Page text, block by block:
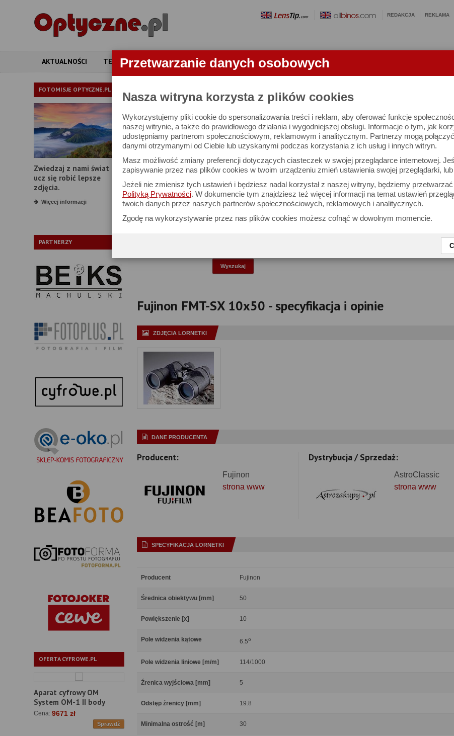
Przetwarzanie danych osobowych
Nasza witryna korzysta z plików cookies
Wykorzystujemy pliki cookie do spersonalizowania treści i reklam, aby oferować funkcje
naszej witrynie, a także do prawidłowego działania i wygodniejszej obsługi. Informacje o tym, jak
udostępniamy partnerom społecznościowym, reklamowym i analitycznym. Partnerzy mogą
danymi otrzymanymi od Ciebie lub uzyskanymi podczas korzystania z ich usług i innych witryn.
Masz możliwość zmiany preferencji dotyczących ciasteczek w swojej przeglądarce internetowej.
zapisywanie przez nas plików cookies w twoim urządzeniu zmień ustawienia swojej przeglądarki,
Jeżeli nie zmienisz tych ustawień i będziesz nadal korzystał z naszej witryny, będziemy
Polityką Prywatności. W dokumencie tym znajdziesz też więcej informacji na temat ustawień
twoich danych przez naszych partnerów społecznościowych, reklamowych i analitycznych.
Zgodę na wykorzystywanie przez nas plików cookies możesz cofnąć w dowolnym momencie.
REDAKCJA REKLAMA
AKTUALNOŚCI TESTY ARTYKUŁY APARATY OBIEKTYWY LORNETKI
FOTOMISJE OPTYCZNE.PL
Zwiedzaj z nami świat i
ucz się robić lepsze
zdjęcia.
Więcej informacji
PARTNERZY
OFERTA CYFROWE.PL
Aparat cyfrowy OM
System OM-1 II body
Cena: 9671 zł
Sprawdź
LORNETKI
W bazie znajduje się 3021 lornetek i 1581 ocen.
Możesz też zrobić
własne porównanie lornetek
Porównaj lornetki
Proszę podać interesujące Cię parametry
Producent:
Model:
Średnica obiektywu:
Fujinon FMT-SX 10x50 - specyfikacja i opinie
ZDJĘCIA LORNETKI
DANE PRODUCENTA
Producent:
Fujinon
strona www
Dystrybucja / Sprzedaż:
AstroClassic
strona www
SPECYFIKACJA LORNETKI
Producent Fujinon
Średnica obiektywu [mm] 50
Powiększenie [x] 10
Pole widzenia kątowe 6.5o
Pole widzenia liniowe [m/m] 114/1000
Źrenica wyjściowa [mm] 5
Odstęp źrenicy [mm] 19.8
Minimalna ostrość [m] 30